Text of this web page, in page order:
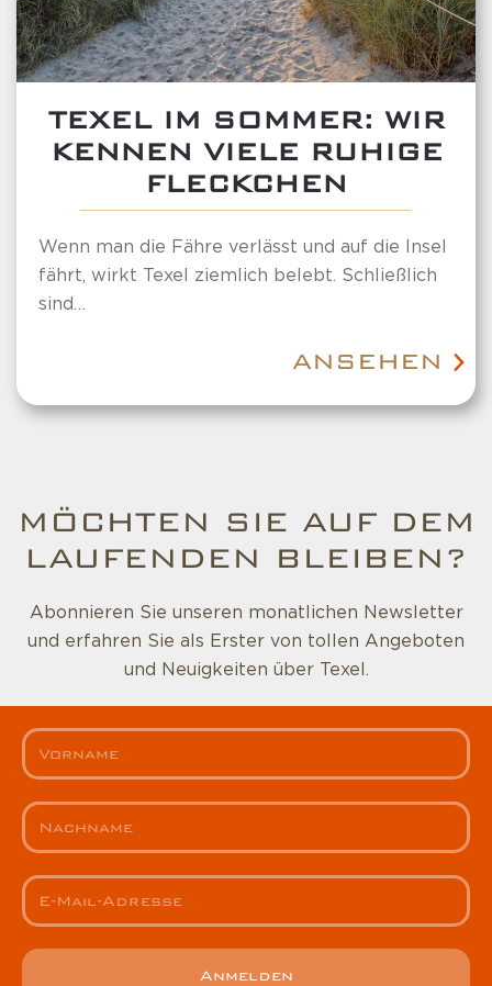
TEXEL IM SOMMER: WIR
KENNEN VIELE RUHIGE
FLECKCHEN
Wenn man die Fähre verlässt und auf die Insel
fährt, wirkt Texel ziemlich belebt. Schließlich
sind…
ANSEHEN
MÖCHTEN SIE AUF DEM
LAUFENDEN BLEIBEN?
Abonnieren Sie unseren monatlichen Newsletter
und erfahren Sie als Erster von tollen Angeboten
und Neuigkeiten über Texel.
Anmelden